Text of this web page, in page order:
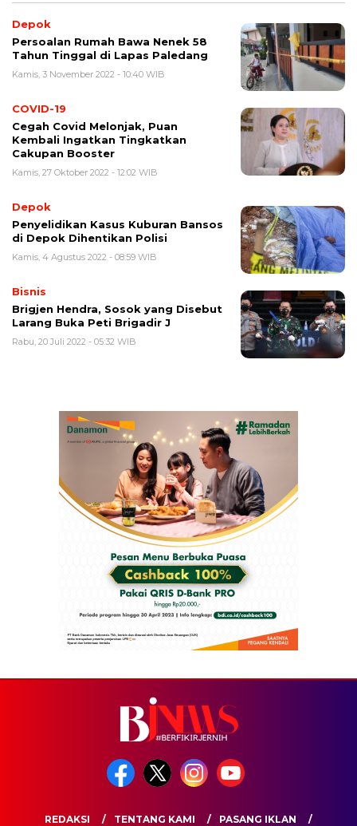
Depok
Persoalan Rumah Bawa Nenek 58
Tahun Tinggal di Lapas Paledang
Kamis, 3 November 2022 - 10:40 WIB
COVID-19
Cegah Covid Melonjak, Puan
Kembali Ingatkan Tingkatkan
Cakupan Booster
Kamis, 27 Oktober 2022 - 12:02 WIB
Depok
Penyelidikan Kasus Kuburan Bansos
di Depok Dihentikan Polisi
Kamis, 4 Agustus 2022 - 08:59 WIB
Bisnis
Brigjen Hendra, Sosok yang Disebut
Larang Buka Peti Brigadir J
Rabu, 20 Juli 2022 - 05:32 WIB
REDAKSI TENTANG KAMI PASANG IKLAN